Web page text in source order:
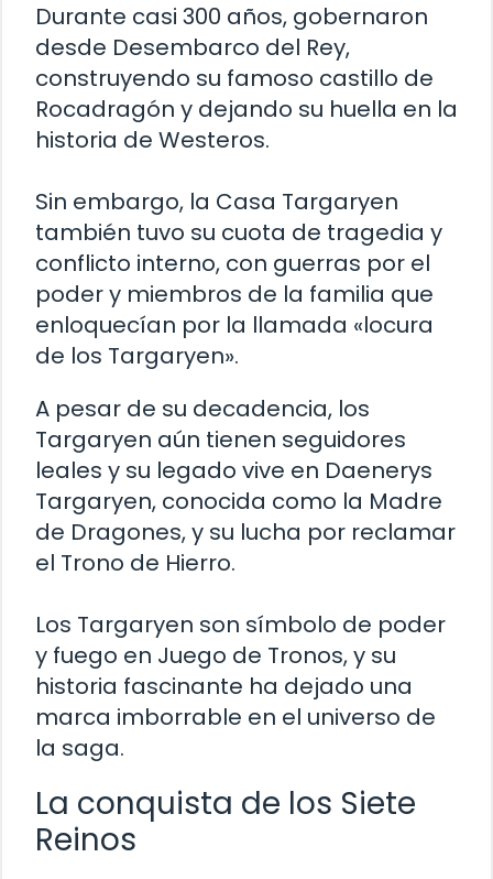
Durante casi 300 años, gobernaron
desde Desembarco del Rey,
construyendo su famoso castillo de
Rocadragón y dejando su huella en la
historia de Westeros.
Sin embargo, la Casa Targaryen
también tuvo su cuota de tragedia y
conflicto interno, con guerras por el
poder y miembros de la familia que
enloquecían por la llamada «locura
de los Targaryen».
A pesar de su decadencia, los
Targaryen aún tienen seguidores
leales y su legado vive en Daenerys
Targaryen, conocida como la Madre
de Dragones, y su lucha por reclamar
el Trono de Hierro.
Los Targaryen son símbolo de poder
y fuego en Juego de Tronos, y su
historia fascinante ha dejado una
marca imborrable en el universo de
la saga.
La conquista de los Siete
Reinos